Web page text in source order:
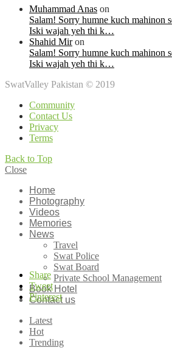
Muhammad Anas on
Salam! Sorry humne kuch mahinon
Iski wajah yeh thi k…
Shahid Miron
Salam! Sorry humne kuch mahinon
Iski wajah yeh thi k…
SwatValley Pakistan © 2019
Community
Contact Us
Privacy
Terms
Back to Top
Close
Home
Photography
Videos
Memories
News
Travel
Swat Police
Swat Board
Private School Management
Book Hotel
Contact us
Latest
Hot
Trending
Share
Tweet
Pinterest